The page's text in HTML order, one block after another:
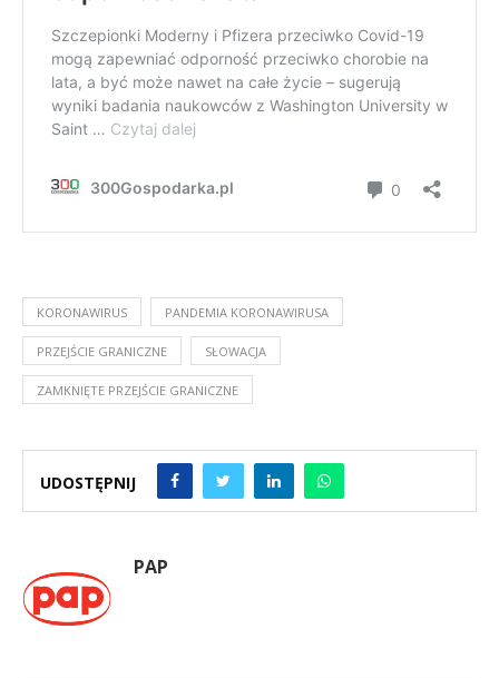
KORONAWIRUS PANDEMIA KORONAWIRUSA
PRZEJŚCIE GRANICZNE SŁOWACJA
ZAMKNIĘTE PRZEJŚCIE GRANICZNE
UDOSTĘPNIJ
PAP